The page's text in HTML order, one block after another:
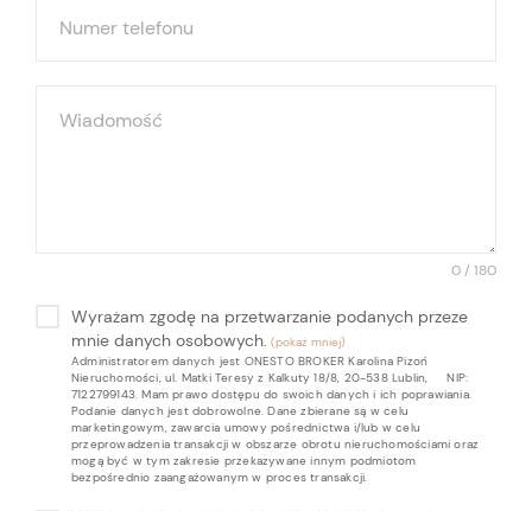
Numer telefonu
Wiadomość
0 / 180
Wyrażam zgodę na przetwarzanie podanych przeze
mnie danych osobowych.
Administratorem danych jest ONESTO BROKER Karolina Pizoń
Nieruchomości, ul. Matki Teresy z Kalkuty 18/8, 20-538 Lublin, NIP:
7122799143. Mam prawo dostępu do swoich danych i ich poprawiania.
Podanie danych jest dobrowolne. Dane zbierane są w celu
marketingowym, zawarcia umowy pośrednictwa i/lub w celu
przeprowadzenia transakcji w obszarze obrotu nieruchomościami oraz
mogą być w tym zakresie przekazywane innym podmiotom
bezpośrednio zaangażowanym w proces transakcji.